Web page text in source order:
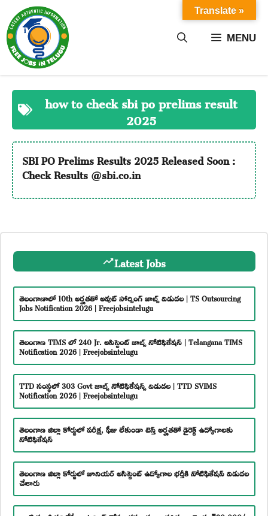
content MENU
how to check sbi po prelims result
2025
SBI PO Prelims Results 2025 Released Soon :
Check Results @sbi.co.in
Latest Jobs
తెలంగాణాలో 10th అర్హతతో అవుట్ సోర్సింగ్ జాబ్స్ విడుదల | TS Outsourcing
Jobs Notification 2026 | Freejobsintelugu
తెలంగాణ TIMS లో 240 Jr. అసిస్టెంట్ జాబ్స్ నోటిఫికేషన్ | Telangana TIMS
Notification 2026 | Freejobsintelugu
TTD సంస్థలో 303 Govt జాబ్స్ నోటిఫికేషన్స్ విడుదల | TTD SVIMS
Notification 2026 | Freejobsintelugu
తెలంగాణ జిల్లా కోర్టులో పరీక్ష, ఫీజు లేకుండా టెన్త్ అర్హతతో డైరెక్ట్ ఉద్యోగాలకు
నోటిఫికేషన్
తెలంగాణ జిల్లా కోర్టులో జూనియర్ అసిస్టెంట్ ఉద్యోగాల భర్తీకి నోటిఫికేషన్ విడుదల
చేశారు
Translate »